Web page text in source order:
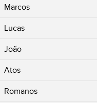
Marcos
Lucas
João
Atos
Romanos